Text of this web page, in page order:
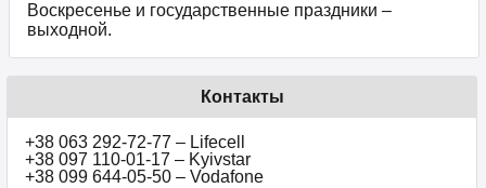
Воскресенье и государственные праздники –
выходной.
Контакты
+38 063 292-72-77 – Lifecell
+38 097 110-01-17 – Kyivstar
+38 099 644-05-50 – Vodafone